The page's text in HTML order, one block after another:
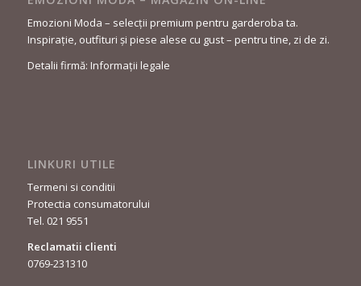
Emozioni Moda – selecții premium pentru garderoba ta.
Inspirație, outfituri și piese alese cu gust – pentru tine, zi de zi.
Detalii firmă: Informații legale
LINKURI UTILE
Termeni si conditii
Protectia consumatorului
Tel. 021 9551
Reclamatii clienti
0769-231310